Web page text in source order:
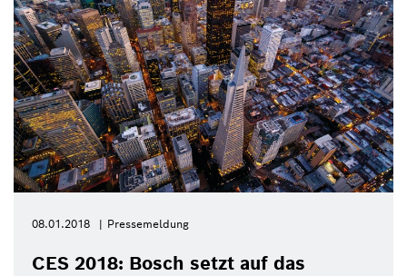
08.01.2018 Pressemeldung
CES 2018: Bosch setzt auf das